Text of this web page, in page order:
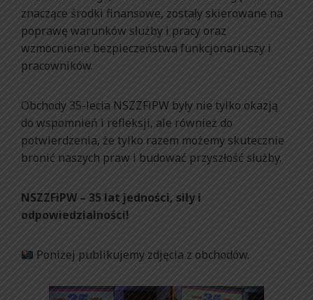
znaczące środki finansowe, zostały skierowane na
poprawę warunków służby i pracy oraz
wzmocnienie bezpieczeństwa funkcjonariuszy i
pracowników.
Obchody 35-lecia NSZZFiPW były nie tylko okazją
do wspomnień i refleksji, ale również do
potwierdzenia, że tylko razem możemy skutecznie
bronić naszych praw i budować przyszłość służby.
NSZZFiPW – 35 lat jedności, siły i
odpowiedzialności!
Poniżej publikujemy zdjęcia z obchodów.